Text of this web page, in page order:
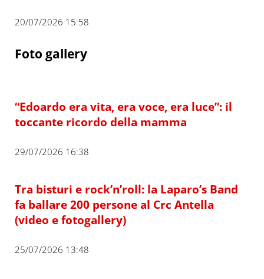
20/07/2026 15:58
Foto gallery
“Edoardo era vita, era voce, era luce”: il
toccante ricordo della mamma
29/07/2026 16:38
Tra bisturi e rock’n’roll: la Laparo’s Band
fa ballare 200 persone al Crc Antella
(video e fotogallery)
25/07/2026 13:48